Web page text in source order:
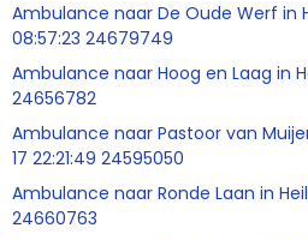
Ambulance naar De Oude Werf in
08:57:23 24679749
Ambulance naar Hoog en Laag in
24656782
Ambulance naar Pastoor van
17 22:21:49 24595050
Ambulance naar Ronde Laan in
24660763